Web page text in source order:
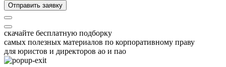
Отправить заявку
скачайте бесплатную подборку
самых полезных материалов по корпоративному праву
для юристов и директоров ао и пао